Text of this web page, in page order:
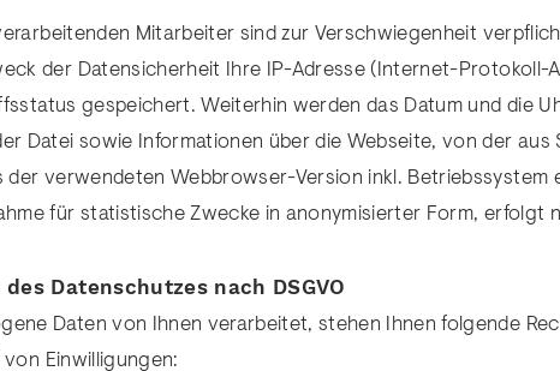
Mitarbeiter sind zur Verschwiegenheit
der Datensicherheit Ihre IP-Adresse (Internet-Protokoll-
gespeichert. Weiterhin werden das Datum und die
Datei sowie Informationen über die Webseite, von der aus
der verwendeten Webbrowser-Version inkl. Betriebssystem
für statistische Zwecke in anonymisierter Form, erfolgt
Datenschutzes nach DSGVO
Daten von Ihnen verarbeitet, stehen Ihnen folgende
Einwilligungen: